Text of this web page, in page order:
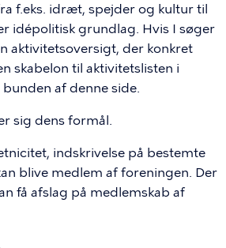
f.eks. idræt, spejder og kultur til
idépolitisk grundlag. Hvis I søger
aktivitetsoversigt, der konkret
skabelon til aktivitetslisten i
af denne side.
sig dens formål.
indskrivelse på bestemte
blive medlem af foreningen. Der
få afslag på medlemskab af